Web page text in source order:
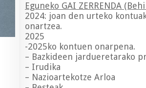
Eguneko GAI ZERRENDA
2024: joan den urteko
onartzea.
2025
-2025ko kontuen onarpena.
– Bazkideen jardueretarako
– Irudika
– Nazioartekotze Arloa